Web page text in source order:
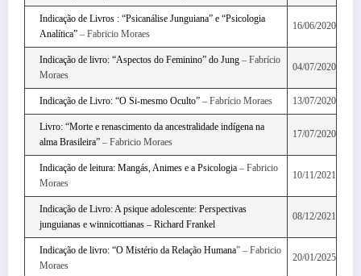
Indicação de Livros : “Psicanálise Junguiana” e “Psicologia
Analítica” – Fabricio Moraes
16/06/2020
Indicação de livro: “Aspectos do Feminino” do Jung – Fabrício
Moraes
04/07/2020
Indicação de Livro: “O Si-mesmo Oculto” – Fabrício Moraes 13/07/2020
Livro: “Morte e renascimento da ancestralidade indígena na
alma Brasileira” – Fabricio Moraes
17/07/2020
Indicação de leitura: Mangás, Animes e a Psicologia – Fabricio
Moraes
10/11/2021
Indicação de Livro: A psique adolescente: Perspectivas
junguianas e winnicottianas – Richard Frankel
08/12/2021
Indicação de livro: “O Mistério da Relação Humana” – Fabricio
Moraes
20/01/2025